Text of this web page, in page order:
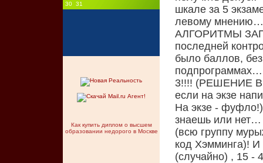
30 31
Как купить диплом о высшем
образовании недорого в Москве
шкале за 5
левому
АЛГОРИТМЫ
последней
было баллов,
подпрограммах…
3!!!! (РЕШЕНИЕ
если на экзе
На экзе -
знаешь или
(всю группу
код Хэмминга)! И
(случайно) , 15 -